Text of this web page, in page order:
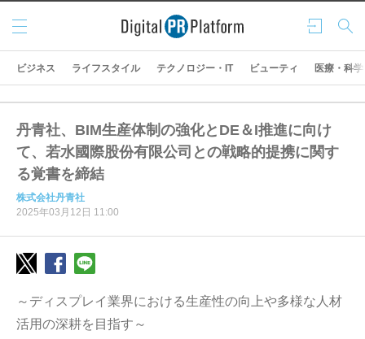
ログ
イン
検索
メニ
ュー
ビジネス ライフスタイル テクノロジー・IT ビューティ 医療・科学
丹青社、BIM生産体制の強化とDE＆I推進に向け
て、若⽔國際股份有限公司との戦略的提携に関す
る覚書を締結
株式会社丹青社
2025年03月12日 11:00
～ディスプレイ業界における生産性の向上や多様な人材
活用の深耕を目指す～